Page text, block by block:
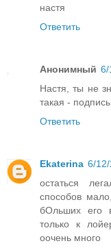
настя
Ответить
Анонимный 6/
Настя, ты не
такая -
Ответить
Ekaterina 6/
остаться
способов
бОльших его
только к
оочень много